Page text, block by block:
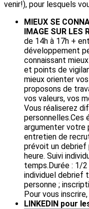
venir!), pour lesquels
MIEUX SE
IMAGE SUR LES
de 14h à 17h +
développement
connaissant
et points de
mieux orienter
proposons de
vos valeurs, vos
Vous réaliserez
personnelles.Ces
argumenter votre
entretien de
prévoit un debrief
heure. Suivi
temps.Durée : 1/
individuel debrief
personne ;
Pour vous inscrire,
LINKEDIN pour